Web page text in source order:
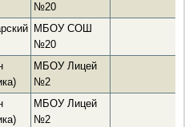
№20
МБОУ СОШ
№20
МБОУ Лицей
№2
МБОУ Лицей
№2